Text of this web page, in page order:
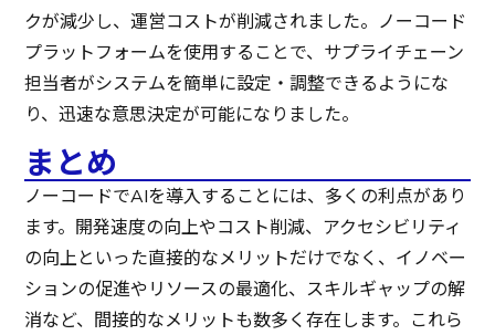
クが減少し、運営コストが削減されました。ノーコード
プラットフォームを使用することで、サプライチェーン
担当者がシステムを簡単に設定・調整できるようにな
り、迅速な意思決定が可能になりました。
まとめ
ノーコードでAIを導入することには、多くの利点があり
ます。開発速度の向上やコスト削減、アクセシビリティ
の向上といった直接的なメリットだけでなく、イノベー
ションの促進やリソースの最適化、スキルギャップの解
消など、間接的なメリットも数多く存在します。これら